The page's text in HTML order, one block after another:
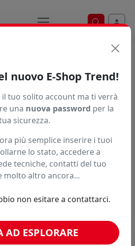
Ricerca
nuovo E-Shop Trend!
il tuo solito account ma ti verrà
una nuova password per la
sicurezza.
più semplice inserire i tuoi
lo stato, accedere a
tecniche, contatti del tuo
molto altro ancora...
non esitare a contattarci.
ESPLORARE